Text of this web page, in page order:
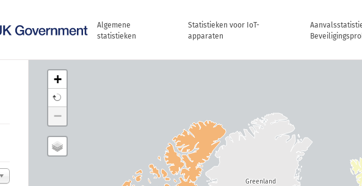
Algemene
statistieken
Statistieken voor IoT-
apparaten
Greenland
+
−